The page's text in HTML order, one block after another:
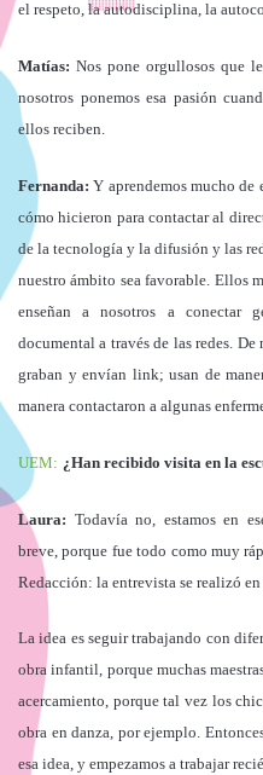
el respeto, la autodisciplina, la
Matías: Nos pone orgullosos que
nosotros ponemos esa pasión
ellos reciben.
Fernanda: Y aprendemos mucho de
cómo hicieron para contactar al
de la tecnología y la difusión y las
nuestro ámbito sea favorable. Ellos
enseñan a nosotros a conectar
documental a través de las redes. De
graban y envían link; usan de
manera contactaron a algunas
UEM: ¿Han recibido visita en la
Laura: Todavía no, estamos en
breve, porque fue todo como muy
Redacción: la entrevista se realizó
La idea es seguir trabajando con
obra infantil, porque muchas
acercamiento, porque tal vez los
obra en danza, por ejemplo.
esa idea, y empezamos a trabajar